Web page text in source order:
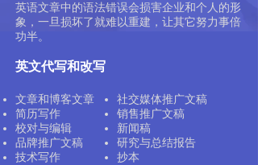
英语文章中的语法错误会损害企业和个人的形
象，一旦损坏了就难以重建，让其它努力事倍
功半。
​英文代写和改写
文章和博客文章
简历写作
校对与编辑
品牌推广文稿
技术写作
社交媒体推广文稿
销售推广文稿
新闻稿
研究与总结报告
抄本